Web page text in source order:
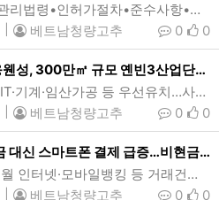
- 급식안전관리법령•인허가절차•준수사항•행정처분 기준 등- 업계의 수출국 제도 이해도 제고K-급식의 베트남 등 해외시장 진출 지원을 위한 식품의약처의 ‘주요국 급식관련 식품위생 규정•현황’의 자세한 내용은 식약처 홈페이지(정책정보-원스콥 식품수출정보 창구-해외규제 정보)에서 확인할 수 있다. (사진=식약처 홈페이지 캡쳐)[인사이드비나=이영순 기자] 식품의약품안전처(처장 오유경)는 15일 K-급식의 베트남 등 해외시장 진출을 지원하기 위해 ‘주요국 급식관련 식품 위생 규정 및 현황’을 식약처 홈페이지에 공개한다고 밝혔다.이는…
베트남청량고추 0
0
북부 타이응웬성, 300만㎡ 규모 옌빈3산업단지 개발…부총리 승인
- 첨단기술·IT·기계·임산가공 등 우선유치…사업비 4.1조동(1.6억달러)- 올해 산업용부동산 성장세 지속 전망…임대료 매분기 2~5% 오를듯베트남 북부 산업중심지중 하나인 타이응웬성에 300헥타르 규모 산업단지가 신설될 예정이다. 타이응웬성은 관내 5개 산단을 보유한 북부지방 산업중심지중 하나로, 작년 기준 이들 산업단지 입주기업은 모두 317곳에 집계됐다. 이중 FDI 프로젝트는 178개, 총등록자본금은 110억달러에 달했다. (그래픽=BMK그룹)[인사이드비나=하노이, 떤 풍(Tan phung) 기자] 베트남…
베트남청량고추 0
0
베트남, 현금 대신 스마트폰 결제 급증…비현금결제 ‘대세’
- 작년 1~11월 인터넷·모바일뱅킹 등 거래건수 6.8~106.7%↑- QR코드, 편의성·보안성·속도 등 강점…전자제품·귀금속·금융투자 영역 확대베트남에서 QR코드와 전자지갑 이체 등 현금을 사용하지 않는 결제수단이 지속적으로 늘어나고 있다. 베트남 중앙은행에 따르면 작년 1~11월 비현금결제 거래건수와 거래액은 전년동기대비 각각 56.8%, 33.7% 늘어난 것으로 집계됐다. (사진=vneconomy)[인사이드비나=하노이, 장연환 기자] 베트남에서 QR코드와 전자지갑 이체 등 현금을 사용하지 않는 결제…
베트남청량고추 0
0